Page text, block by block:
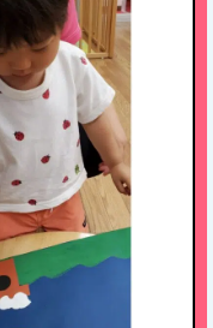
スケジュール
年間行事
紹介・園概要
入園案内